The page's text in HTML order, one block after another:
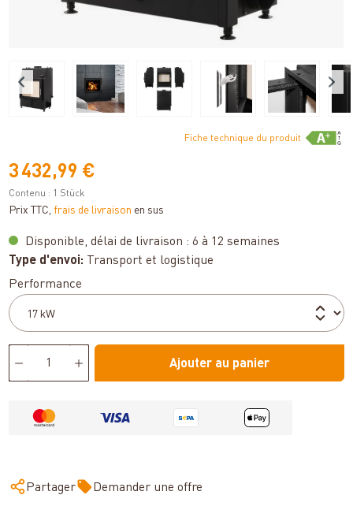
Fiche technique du produit
3 432,99 €
Contenu : 1 Stück
Prix TTC, frais de livraison en sus
Disponible, délai de livraison : 6 à 12 semaines
Type d'envoi: Transport et logistique
Sélectionnez
Performance
Ajouter au panier
Partager Demander une offre